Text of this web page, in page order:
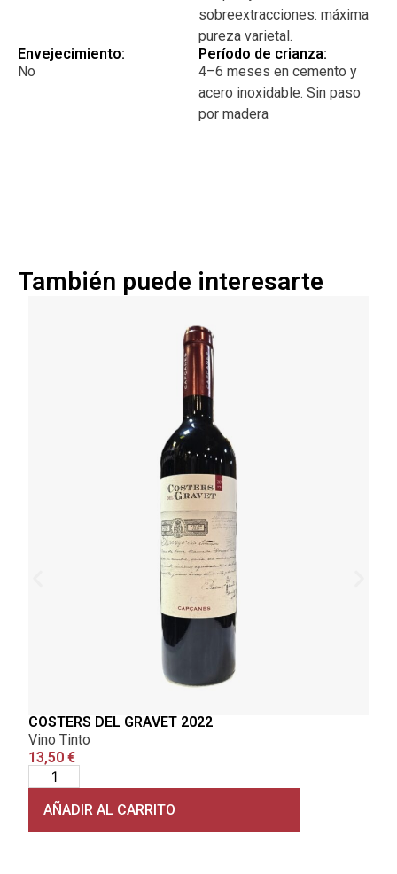
sobreextracciones: máxima
pureza varietal.
Envejecimiento:
No
Período de crianza:
4–6 meses en cemento y
acero inoxidable. Sin paso
por madera
También puede interesarte
COSTERS DEL GRAVET 2022
Vino Tinto
13,50 €
AÑADIR AL CARRITO